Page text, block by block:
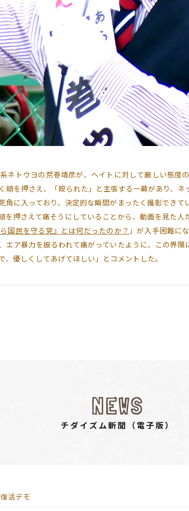
ネトウヨの荒巻靖彦が、ヘイトに対して厳しい態度
を押さえ、「殴られた」と主張する一幕があり、ネ
に入っており、決定的な瞬間がまったく撮影でき
押さえて痛そうにしていることから、動画を見た人
ら国民を守る党』とは何だったのか？ 」が入手困難に
エア暴力を振るわれて痛がっていたように、この界
優しくしてあげてほしい」とコメントした。
NEWS
チダイズム新聞（電⼦版）
活デモ